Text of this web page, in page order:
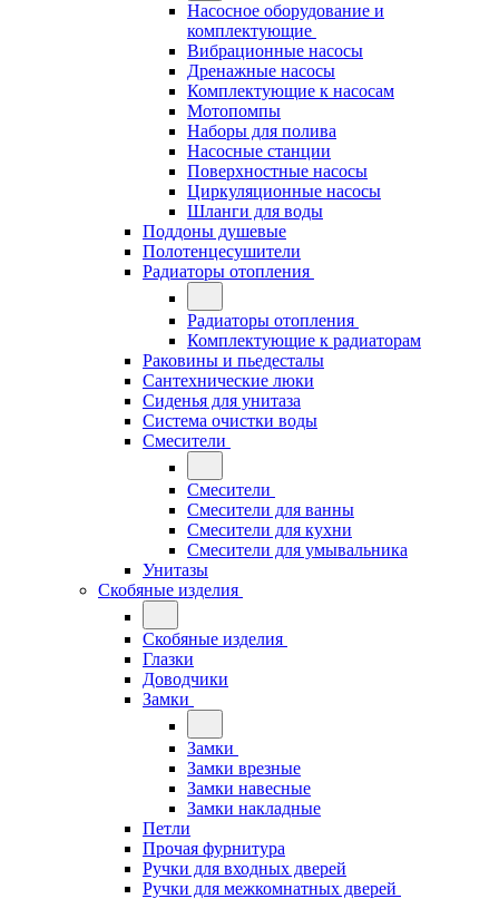
Насосное оборудование и
комплектующие
Вибрационные насосы
Дренажные насосы
Комплектующие к насосам
Мотопомпы
Наборы для полива
Насосные станции
Поверхностные насосы
Циркуляционные насосы
Шланги для воды
Поддоны душевые
Полотенцесушители
Радиаторы отопления
Радиаторы отопления
Комплектующие к радиаторам
Раковины и пьедесталы
Сантехнические люки
Сиденья для унитаза
Система очистки воды
Смесители
Смесители
Смесители для ванны
Смесители для кухни
Смесители для умывальника
Унитазы
Скобяные изделия
Скобяные изделия
Глазки
Доводчики
Замки
Замки
Замки врезные
Замки навесные
Замки накладные
Петли
Прочая фурнитура
Ручки для входных дверей
Ручки для межкомнатных дверей